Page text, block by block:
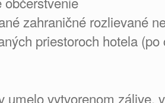
zahraničné rozlievané
priestoroch hotela
umelo vytvorenom zálive,